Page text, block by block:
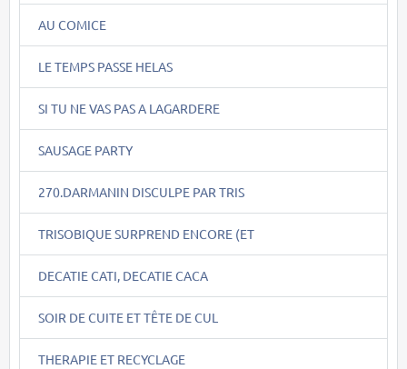
AU COMICE
LE TEMPS PASSE HELAS
SI TU NE VAS PAS A LAGARDERE
SAUSAGE PARTY
270.DARMANIN DISCULPE PAR TRIS
TRISOBIQUE SURPREND ENCORE (ET
DECATIE CATI, DECATIE CACA
SOIR DE CUITE ET TÊTE DE CUL
THERAPIE ET RECYCLAGE